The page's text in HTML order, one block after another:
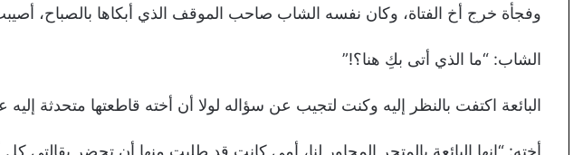
وفجأة خرج أخ الفتاة، وكان نفسه الشاب صاحب الموقف الذي أبكاها بالصباح،
الشاب: “ما الذي أتى بكِ هنا؟!”
البائعة اكتفت بالنظر إليه وكنت لتجيب عن سؤاله لولا أن أخته قاطعتها متحدثة إليه